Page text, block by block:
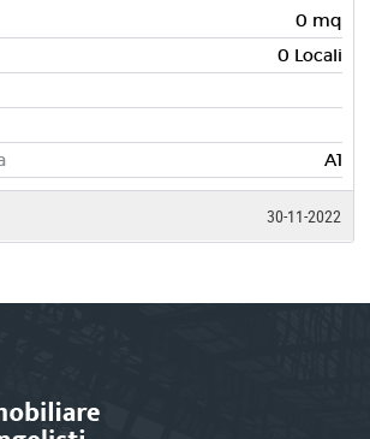
0 mq
0 Locali
A1
30-11-2022